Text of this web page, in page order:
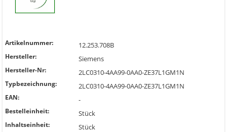
Artikelnummer: 12.253.708B
Hersteller: Siemens
Hersteller-Nr: 2LC0310-4AA99-0AA0-ZE37L1GM1N
Typbezeichnung: 2LC0310-4AA99-0AA0-ZE37L1GM1N
EAN: -
Bestelleinheit: Stück
Inhaltseinheit: Stück